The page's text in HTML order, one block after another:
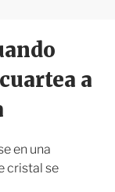
S
r
a
en una
cristal se